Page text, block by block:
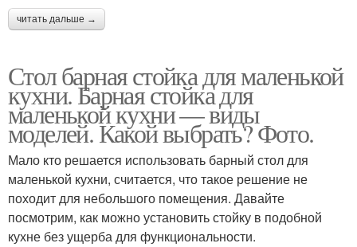
читать дальше →
Стол барная стойка для маленькой
кухни. Барная стойка для
маленькой кухни — виды
моделей. Какой выбрать? Фото.
Мало кто решается использовать барный стол для
маленькой кухни, считается, что такое решение не
походит для небольшого помещения. Давайте
посмотрим, как можно установить стойку в подобной
кухне без ущерба для функциональности.